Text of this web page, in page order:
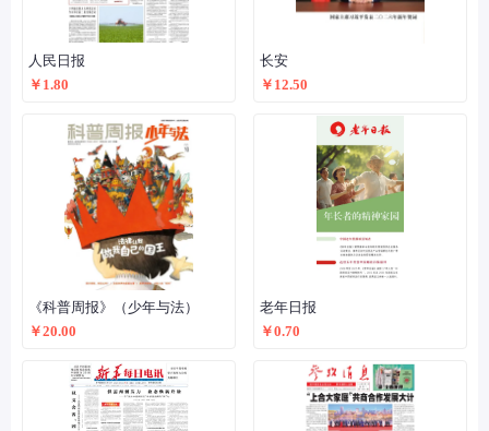
人民日报
￥1.80
长安
￥12.50
《科普周报》（少年与法）
￥20.00
老年日报
￥0.70